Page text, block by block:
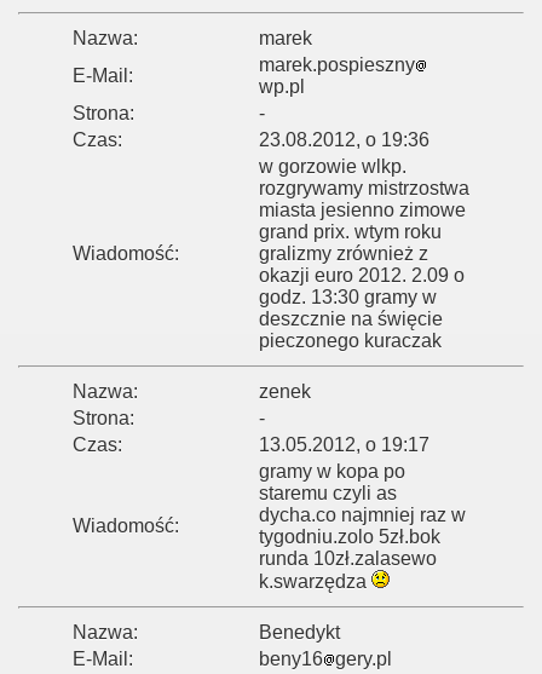
Nazwa:
marek
E-Mail:
marek.pospieszny
wp.pl
Strona:
-
Czas:
23.08.2012, o 19:36
Wiadomość:
w gorzowie wlkp.
rozgrywamy mistrzostwa
miasta jesienno zimowe
grand prix. wtym roku
gralizmy zrównież z
okazji euro 2012. 2.09 o
godz. 13:30 gramy w
deszcznie na święcie
pieczonego kuraczak
Nazwa:
zenek
Strona:
-
Czas:
13.05.2012, o 19:17
Wiadomość:
gramy w kopa po
staremu czyli as
dycha.co najmniej raz w
tygodniu.zolo 5zł.bok
runda 10zł.zalasewo
k.swarzędza
Nazwa:
Benedykt
E-Mail:
beny16 gery.pl